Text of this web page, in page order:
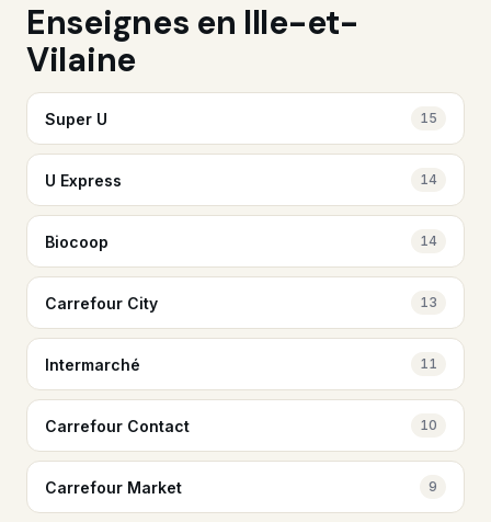
Enseignes en Ille-et-
Vilaine
Super U 15
U Express 14
Biocoop 14
Carrefour City 13
Intermarché 11
Carrefour Contact 10
Carrefour Market 9